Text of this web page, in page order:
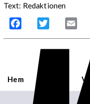
Text: Redaktionen
Facebook Twitter
Hem